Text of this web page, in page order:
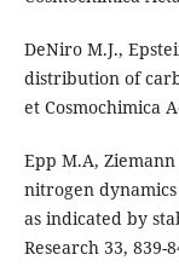
DeNiro M.J.,
distribution of
et Cosmochimica
Epp M.A,
nitrogen
as indicated by
Research 33, 839-